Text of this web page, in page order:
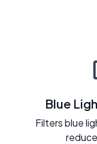
Blue
Filters blue